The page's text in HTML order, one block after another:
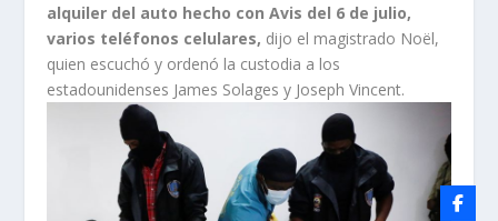
alquiler del auto hecho con Avis del 6 de julio,
varios teléfonos celulares, dijo el magistrado Noël,
quien escuchó y ordenó la custodia a los
estadounidenses James Solages y Joseph Vincent.